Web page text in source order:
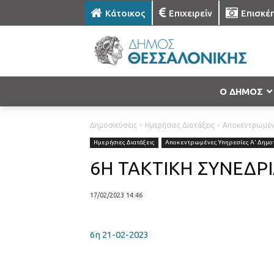
Κάτοικος Επιχειρείν
Ο ΔΗΜΟΣ
Δημοσιεύσεις Ημερήσιες Διατάξεις
Ημερήσιες Διατάξεις Αποκεντρωμένες Υπηρεσίες Α'
6Η ΤΑΚΤΙΚΗ
17/02/2023 14:46
6η 21-02-2023